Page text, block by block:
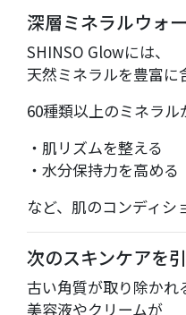
深層ミネラルウォ
SHINSO Glowには、
天然ミネラルを豊富に
60種類以上のミネラル
・肌リズムを整える
・水分保持力を高める
など、肌のコンディシ
次のスキンケアを
古い角質が取り除かれ
美容液やクリームが